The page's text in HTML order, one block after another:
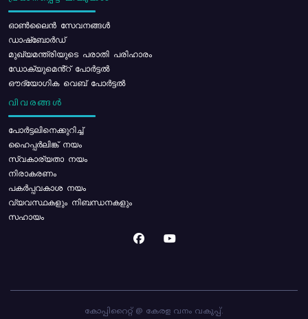
ഓൺലൈൻ സേവനങ്ങൾ
ഡാഷ്ബോർഡ്
മുഖ്യമന്ത്രിയുടെ പരാതി പരിഹാരം
ഡോക്യുമെൻ്റ് പോർട്ടൽ
ഔദ്യോഗിക വെബ് പോർട്ടൽ
വിവരങ്ങൾ
പോര്‍ട്ടലിനെക്കുറിച്ച്
ഹൈപ്പർലിങ്ക് നയം
സ്വകാര്യതാ നയം
നിരാകരണം
പകർപ്പവകാശ നയം
വ്യവസ്ഥകളും നിബന്ധനകളും
സഹായം
കോപ്പിറൈറ്റ് @ കേരള വനം വകുപ്പ്.